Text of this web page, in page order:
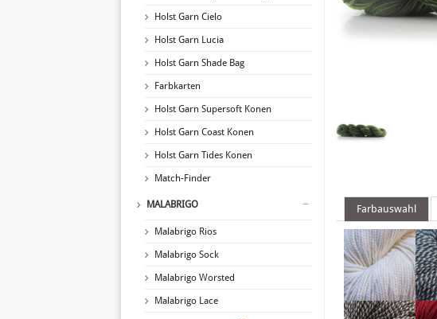
Holst Garn Cielo
Holst Garn Lucia
Holst Garn Shade Bag
Farbkarten
Holst Garn Supersoft Konen
Holst Garn Coast Konen
Holst Garn Tides Konen
Match-Finder
MALABRIGO
Malabrigo Rios
Malabrigo Sock
Malabrigo Worsted
Malabrigo Lace
Farbauswahl
X